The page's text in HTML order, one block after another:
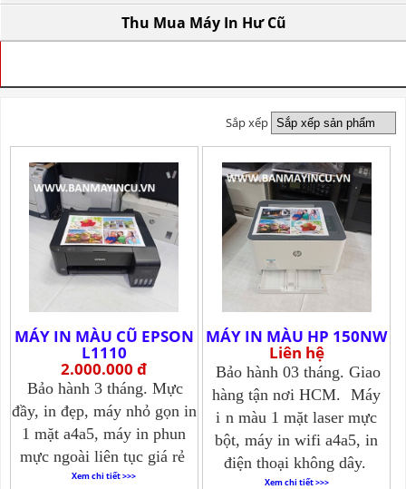
Thu Mua Máy In Hư Cũ
Sắp xếp
MÁY IN MÀU CŨ EPSON
L1110
2.000.000 đ
Bảo hành 3 tháng. Mực
đầy, in đẹp, máy nhỏ gọn in
1 mặt a4a5, máy in phun
mực ngoài liên tục giá rẻ
Xem chi tiết >>>
MÁY IN MÀU HP 150NW
Liên hệ
Bảo hành 03 tháng. Giao
hàng tận nơi HCM.
Máy
i n màu 1 mặt laser mực
bột, máy in wifi a4a5, in
điện thoại không dây.
Xem chi tiết >>>